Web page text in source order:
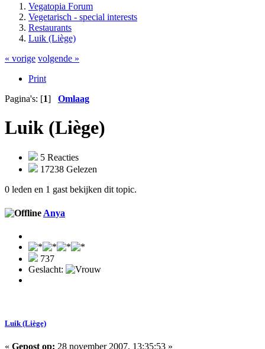
Vegatopia Forum
Vegetarisch - special interests
Restaurants
Luik (Liège)
« vorige volgende »
Print
Pagina's: [1] Omlaag
Luik (Liège)
5 Reacties
17238 Gelezen
0 leden en 1 gast bekijken dit topic.
Anya
737
Geslacht:
Luik (Liège)
« Gepost op: 28 november 2007, 13:35:53 »